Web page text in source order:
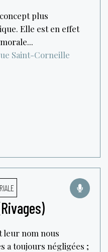
plus
Elle est en effet
Saint-Corneille
leur nom nous
a toujours négligées ;